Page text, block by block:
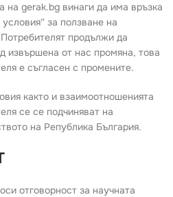
на gerak.bg винаги да има връзка
за ползване на
продължи да
извършена от нас промяна, това
е съгласен с промените.
както и взаимоотношенията
се се подчиняват на
на Република България.
отговорност за научната